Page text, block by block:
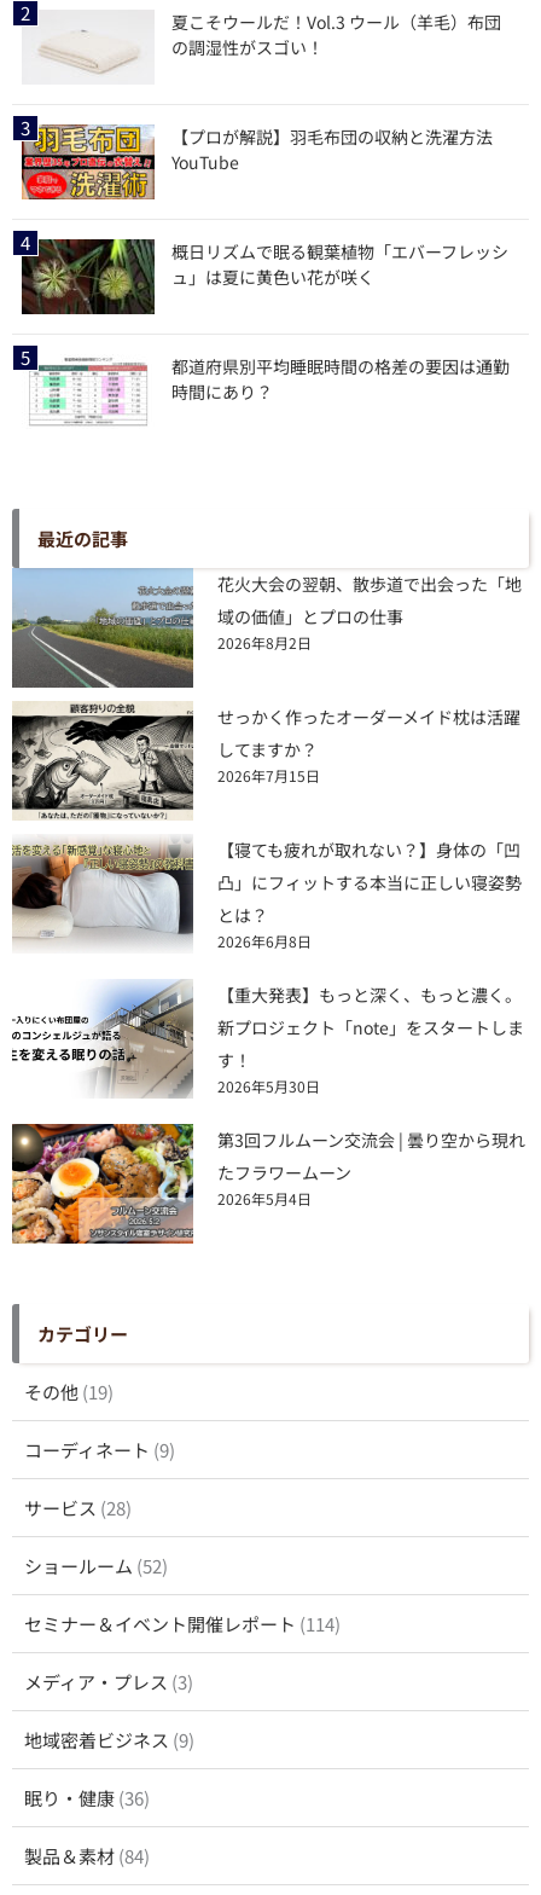
夏こそウールだ！Vol.3 ウール（羊毛）布団
の調湿性がスゴい！
【プロが解説】羽毛布団の収納と洗濯方法
YouTube
概日リズムで眠る観葉植物「エバーフレッシ
ュ」は夏に黄色い花が咲く
都道府県別平均睡眠時間の格差の要因は通勤
時間にあり？
最近の記事
花火大会の翌朝、散歩道で出会った「地
域の価値」とプロの仕事
2026年8月2日
せっかく作ったオーダーメイド枕は活躍
してますか？
2026年7月15日
【寝ても疲れが取れない？】身体の「凹
凸」にフィットする本当に正しい寝姿勢
とは？
2026年6月8日
【重大発表】もっと深く、もっと濃く。
新プロジェクト「note」をスタートしま
す！
2026年5月30日
第3回フルムーン交流会 | 曇り空から現れ
たフラワームーン
2026年5月4日
カテゴリー
その他(19)
コーディネート (9)
サービス (28)
ショールーム (52)
セミナー＆イベント開催レポート (114)
メディア・プレス (3)
地域密着ビジネス (9)
眠り・健康(36)
製品＆素材(84)